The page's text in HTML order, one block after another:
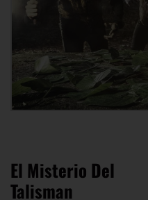
El Misterio Del
Talisman